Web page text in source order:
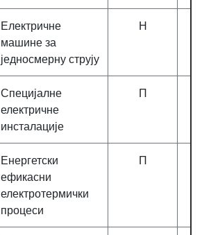
Електричне
машине за
једносмерну струју
Н
Специјалне
електричне
инсталације
П
Енергетски
ефикасни
електротермички
процеси
П